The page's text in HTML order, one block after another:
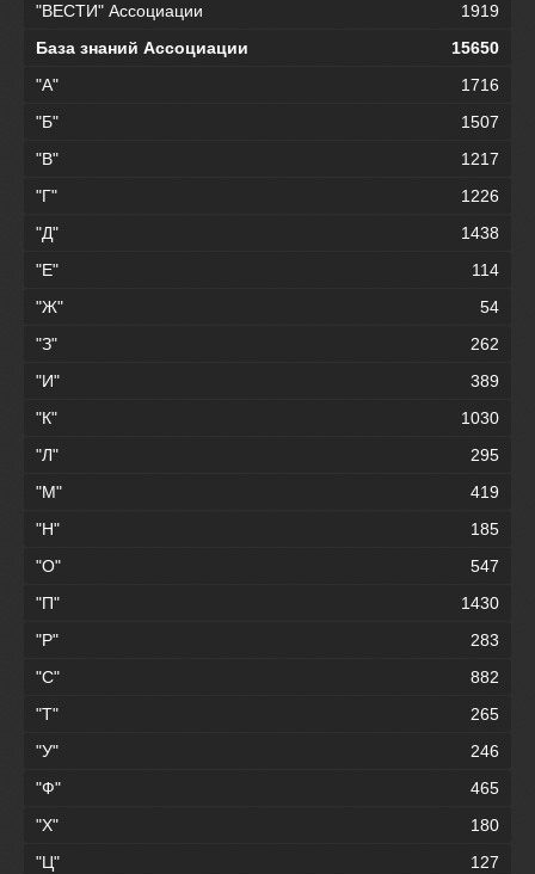
"ВЕСТИ" Ассоциации
1919
База знаний Ассоциации
15650
"А"
1716
"Б"
1507
"В"
1217
"Г"
1226
"Д"
1438
"Е"
114
"Ж"
54
"З"
262
"И"
389
"К"
1030
"Л"
295
"М"
419
"Н"
185
"О"
547
"П"
1430
"Р"
283
"С"
882
"Т"
265
"У"
246
"Ф"
465
"Х"
180
"Ц"
127